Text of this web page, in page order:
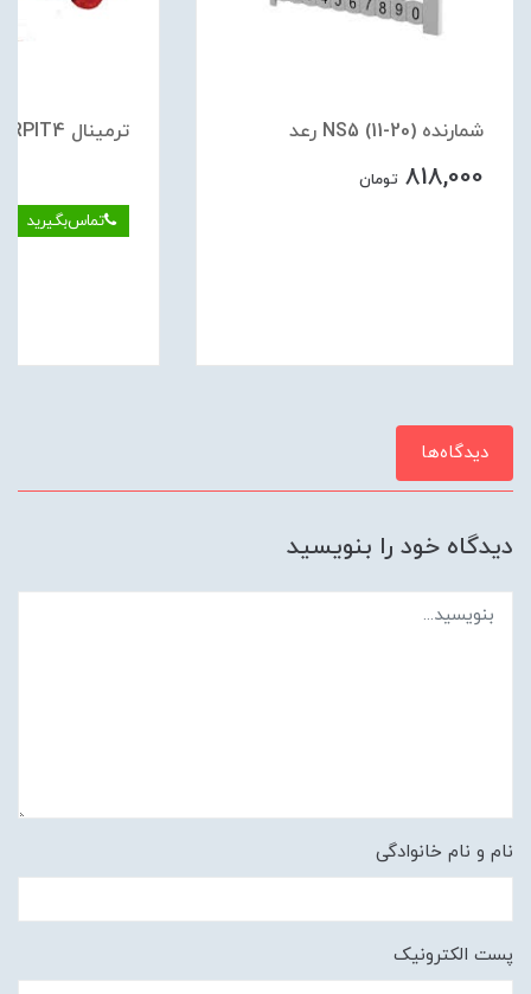
شمارنده (20-11) NS5 رعد
818,000 تومان
ترمينال RPIT4 فشاري قرمز رعد
تماس‌بگیرید
دیدگاه‌ها
دیدگاه خود را بنویسید
نام و نام خانوادگی
پست الکترونیک